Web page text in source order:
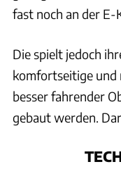
fast noch an der E-
Die spielt jedoch
komfortseitige und
besser fahrender
gebaut werden.